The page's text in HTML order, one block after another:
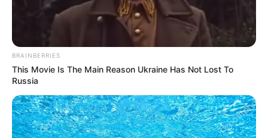
BRAINBERRIES
This Movie Is The Main Reason Ukraine Has Not Lost To
Russia